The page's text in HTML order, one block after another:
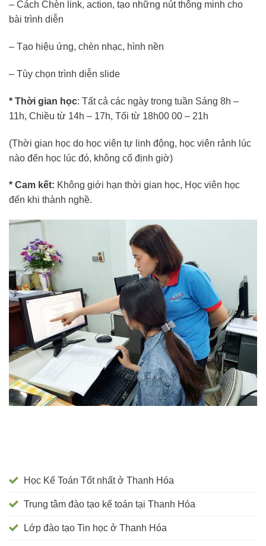
– Cách Chèn link, action, tạo những nút thông minh cho
bài trình diễn
– Tạo hiệu ứng, chèn nhạc, hình nền
– Tùy chọn trình diễn slide
* Thời gian học: Tất cả các ngày trong tuần Sáng 8h –
11h, Chiều từ 14h – 17h, Tối từ 18h00 00 – 21h
(Thời gian học do học viên tự linh động, học viên rảnh lúc
nào đến học lúc đó, không cố định giờ)
* Cam kết: Không giới hạn thời gian học, Học viên học
đến khi thành nghề.
Học Kế Toán Tốt nhất ở Thanh Hóa
Trung tâm đào tạo kế toán tại Thanh Hóa
Lớp đào tạo Tin học ở Thanh Hóa